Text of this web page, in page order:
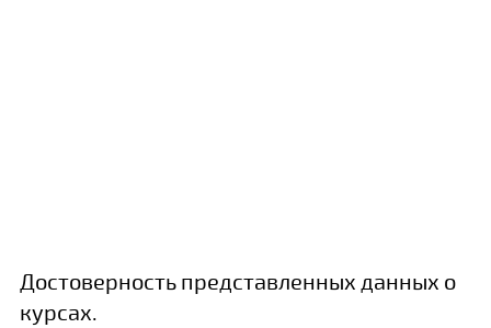
Достоверность представленных данных о
курсах.